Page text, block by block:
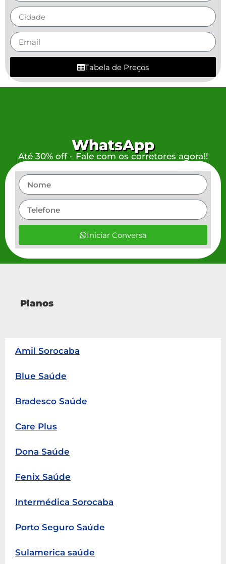
Tabela de Preços
WhatsApp
Até 30% off - Fale com os corretores agora!!
Iniciar Conversa
Planos
Amil Sorocaba
Blue Saúde
Bradesco Saúde
Care Plus
Dona Saúde
Fenix Saúde
Intermédica Sorocaba
Porto Seguro Saúde
Sulamerica saúde